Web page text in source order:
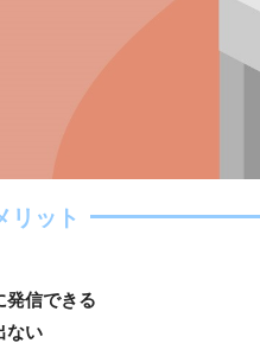
リット
発信できる
ない